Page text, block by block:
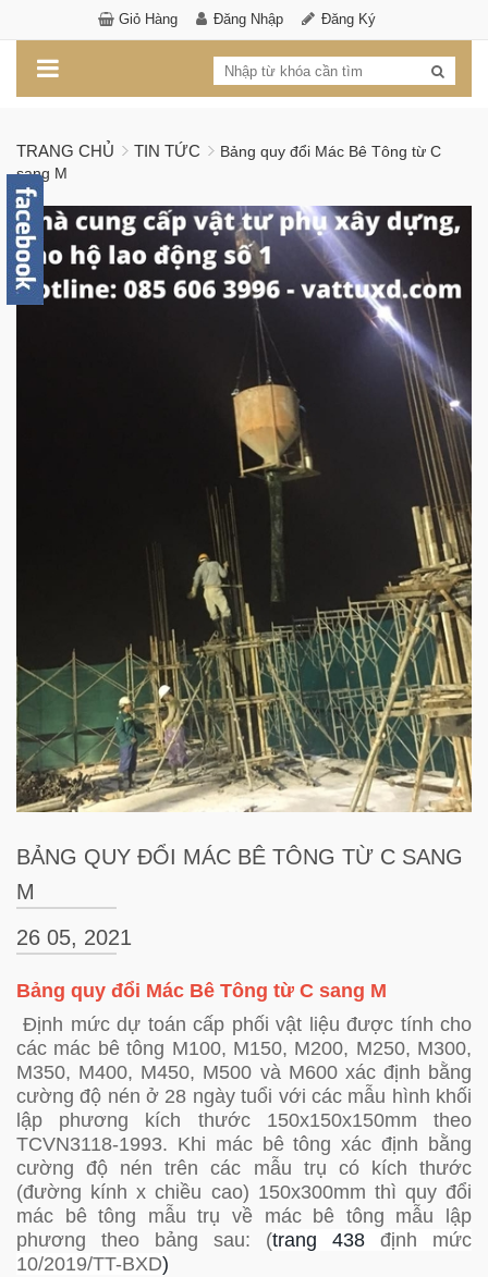
Giỏ Hàng Đăng Nhập Đăng Ký
TRANG CHỦ TIN TỨC
Bảng quy đổi Mác Bê Tông từ C
sang M
BẢNG QUY ĐỔI MÁC BÊ TÔNG TỪ C SANG
M
26 05, 2021
Bảng quy đổi Mác Bê Tông từ C sang M
Định mức dự toán cấp phối vật liệu được tính cho
các mác bê tông M100, M150, M200, M250, M300,
M350, M400, M450, M500 và M600 xác định bằng
cường độ nén ở 28 ngày tuổi với các mẫu hình khối
lập phương kích thước 150x150x150mm theo
TCVN3118-1993. Khi mác bê tông xác định bằng
cường độ nén trên các mẫu trụ có kích thước
(đường kính x chiều cao) 150x300mm thì quy đổi
mác bê tông mẫu trụ về mác bê tông mẫu lập
phương theo bảng sau: (trang 438 định mức
10/2019/TT-BXD)